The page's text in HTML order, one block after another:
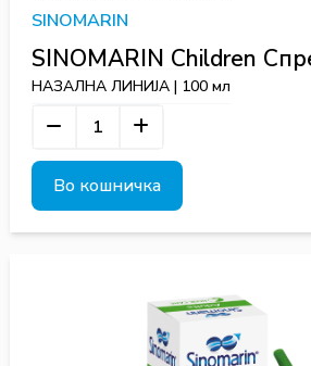
SINOMARIN
SINOMARIN Children
НАЗАЛНА ЛИНИЈА | 100 мл
Во кошничка